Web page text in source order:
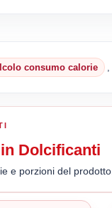
consumo calorie
Dolcificanti
e porzioni del prodotto.